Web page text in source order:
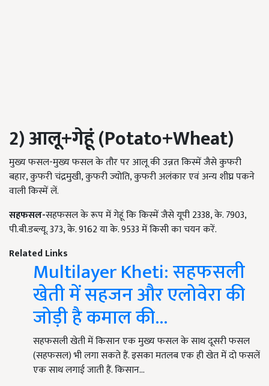
2) आलू+गेहूं (Potato+Wheat)
मुख्य फसल-मुख्य फसल के तौर पर आलू की उन्नत किस्में जैसे कुफरी
बहार, कुफरी चंद्रमुखी, कुफरी ज्योति, कुफरी अलंकार एवं अन्य शीघ्र पकने
वाली किस्में लें.
सहफसल-सहफसल के रूप में गेहूं कि किस्में जैसे यूपी 2338, के. 7903,
पी.बी.डब्ल्यू. 373, के. 9162 या के. 9533 में किसी का चयन करें.
Related Links
Multilayer Kheti: सहफसली
खेती में सहजन और एलोवेरा की
जोड़ी है कमाल की...
सहफसली खेती में किसान एक मुख्य फसल के साथ दूसरी फसल
(सहफसल) भी लगा सकते हैं. इसका मतलब एक ही खेत में दो फसलें
एक साथ लगाई जाती हैं. किसान…